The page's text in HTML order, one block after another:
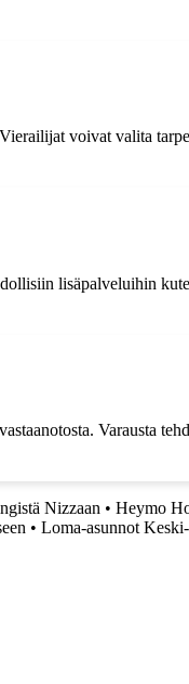
voivat valita
lisäpalveluihin
Varausta
Nizzaan • Heymo
• Loma-asunnot